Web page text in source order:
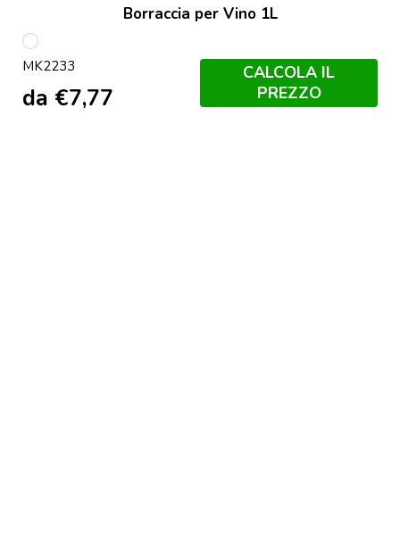
Borraccia per Vino 1L
S/C
MK2233
da €7,77
CALCOLA IL
PREZZO